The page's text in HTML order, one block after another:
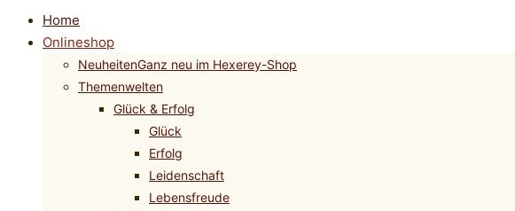
Home
Onlineshop
NeuheitenGanz neu im Hexerey-Shop
Themenwelten
Glück & Erfolg
Glück
Erfolg
Leidenschaft
Lebensfreude